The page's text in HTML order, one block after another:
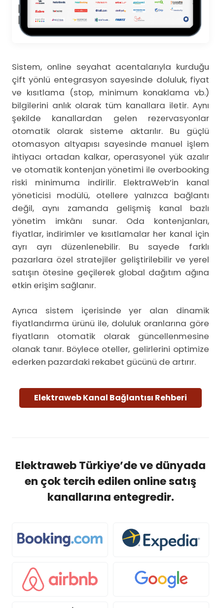
Sistem, online seyahat acentalarıyla kurduğu
çift yönlü entegrasyon sayesinde doluluk, fiyat
ve kısıtlama (stop, minimum konaklama vb.)
bilgilerini anlık olarak tüm kanallara iletir. Aynı
şekilde kanallardan gelen rezervasyonlar
otomatik olarak sisteme aktarılır. Bu güçlü
otomasyon altyapısı sayesinde manuel işlem
ihtiyacı ortadan kalkar, operasyonel yük azalır
ve otomatik kontenjan yönetimi ile overbooking
riski minimuma indirilir. ElektraWeb’in kanal
yöneticisi modülü, otellere yalnızca bağlantı
değil, aynı zamanda gelişmiş kanal bazlı
yönetim imkânı sunar. Oda kontenjanları,
fiyatlar, indirimler ve kısıtlamalar her kanal için
ayrı ayrı düzenlenebilir. Bu sayede farklı
pazarlara özel stratejiler geliştirilebilir ve yerel
satışın ötesine geçilerek global dağıtım ağına
etkin erişim sağlanır.
Ayrıca sistem içerisinde yer alan dinamik
fiyatlandırma ürünü ile, doluluk oranlarına göre
fiyatların otomatik olarak güncellenmesine
olanak tanır. Böylece oteller, gelirlerini optimize
ederken pazardaki rekabet gücünü de artırır.
Elektraweb Kanal Bağlantısı Rehberi
Elektraweb Türkiye’de ve dünyada
en çok tercih edilen online satış
kanallarına entegredir.